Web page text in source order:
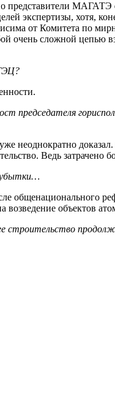
представители
экспертизы, хотя,
от Комитета по
очень сложной цепью
неоднократно
Ведь затрачено
убытки…
общенационального
объектов
строительство